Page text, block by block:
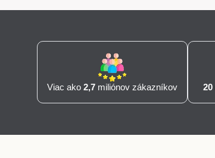
Viac ako 2,7miliónov zákazníkov 20